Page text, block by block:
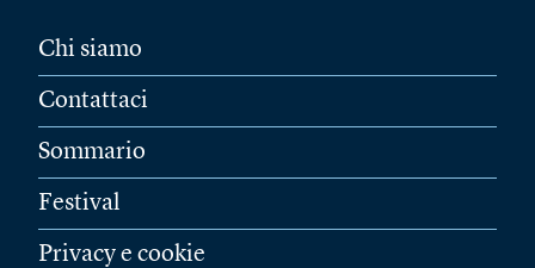
Chi siamo
Contattaci
Sommario
Festival
Privacy e cookie